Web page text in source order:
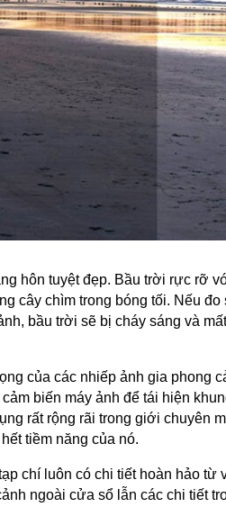
hôn tuyệt đẹp. Bầu trời rực rỡ
cây chìm trong bóng tối. Nếu đo
bầu trời sẽ bị cháy sáng và
của các nhiếp ảnh gia phong
biến máy ảnh để tái hiện
rất rộng rãi trong giới chuyên
tiềm năng của nó.
chí luôn có chi tiết hoàn hảo từ
ngoài cửa sổ lẫn các chi tiết